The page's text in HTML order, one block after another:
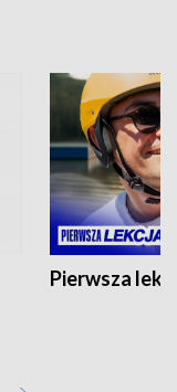
Pierwsza